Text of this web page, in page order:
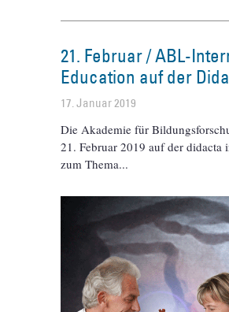
21. Februar / ABL-
Education auf der
17. Januar 2019
Die Akademie für
21. Februar 2019 auf der
zum Thema